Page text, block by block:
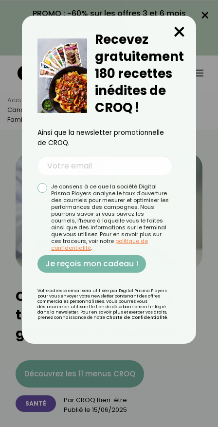
PROMO : -60% sur les offres 3 et 6 mois
VOIR LA PROMO
×
Accueil Actus
Santé
Cancer Du Pancréas : Y A-T-Il Des Facteurs Génétiques Et
Familiaux ?
Cancer du pancréas : y a-
t-il des facteurs
génétiques et familiaux ?
Découvrez les 11 menus CROQ
SANTÉ Par CROQ Bien-être
Publié le 15/06/2025
Recevez
gratuitement
180 recettes
inédites de
CROQ !
×
Ainsi que la newsletter promotionnelle
de CROQ.
Je consens à ce que la société Digital
Prisma Players analyse le taux d'ouverture
des courriels pour mesurer et optimiser les
performances des campagnes. Nous
pourrons savoir si vous ouvrez les
courriels, l'heure à laquelle vous le faites
ainsi que des informations sur le terminal
que vous utilisez. Pour en savoir plus sur
ces traceurs, voir notre politique de
confidentialité.
Je reçois mon cadeau !
Votre adresse email sera utilisée par Digital Prisma Players
pour vous envoyer votre newsletter contenant des offres
commerciales personnalisées. Vous pourrez vous
désinscrire en utilisant le lien de désabonnement intégré
dans la newsletter. Pour en savoir plus et exercer vos droits,
prenez connaissance de notre Charte de Confidentialité.